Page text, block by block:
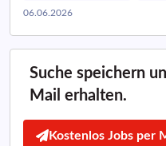
06.06.2026
Suche speichern
Mail erhalten.
Kostenlos Jobs per